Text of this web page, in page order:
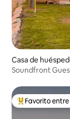
Casa de
Soundfront
Favorito entre
Favorito